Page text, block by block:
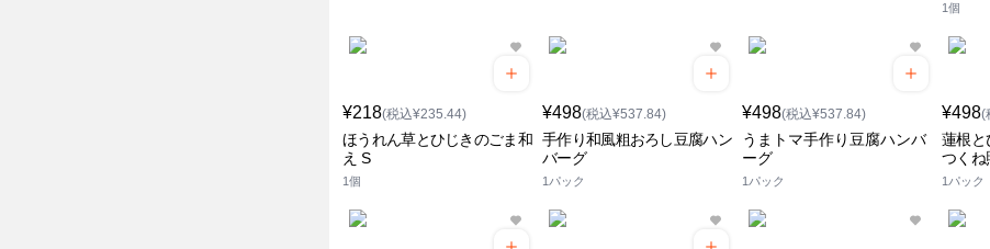
1個
¥218(税込¥235.44)
ほうれん草とひじきのごま和
え S
1個
¥498(税込¥537.84)
手作り和風粗おろし豆腐ハン
バーグ
1パック
¥498(税込¥537.84)
うまトマ手作り豆腐ハンバ
ーグ
1パック
¥498(
蓮根と
つくね
1パック